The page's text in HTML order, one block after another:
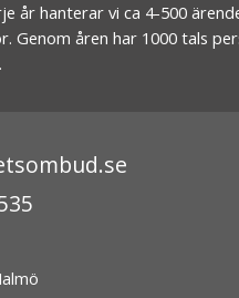
år hanterar vi ca 4-500
Genom åren har 1000 tals